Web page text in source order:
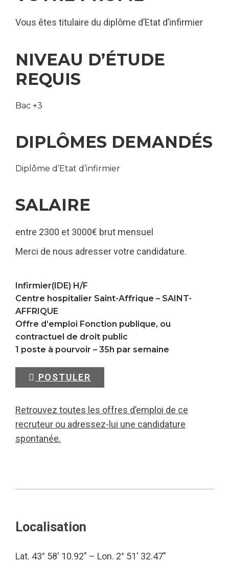
Vous êtes titulaire du diplôme d’Etat d’infirmier
NIVEAU D’ÉTUDE
REQUIS
Bac +3
DIPLÔMES DEMANDÉS
Diplôme d’Etat d’infirmier
SALAIRE
entre 2300 et 3000€ brut mensuel
Merci de nous adresser votre candidature.
Infirmier(IDE) H/F
Centre hospitalier Saint-Affrique – SAINT-
AFFRIQUE
Offre d’emploi Fonction publique, ou
contractuel de droit public
1 poste à pourvoir – 35h par semaine
POSTULER
Retrouvez toutes les offres d’emploi de ce
recruteur ou adressez-lui une candidature
spontanée.
Localisation
Lat. 43° 58′ 10.92″ – Lon. 2° 51′ 32.47″